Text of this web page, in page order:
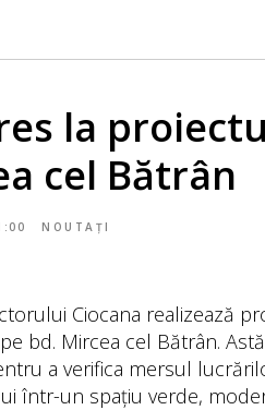
la
cel Bătrân
NOUTAȚI
Ciocana realizează
bd. Mircea cel Bătrân.
a verifica mersul
într-un spațiu verde,